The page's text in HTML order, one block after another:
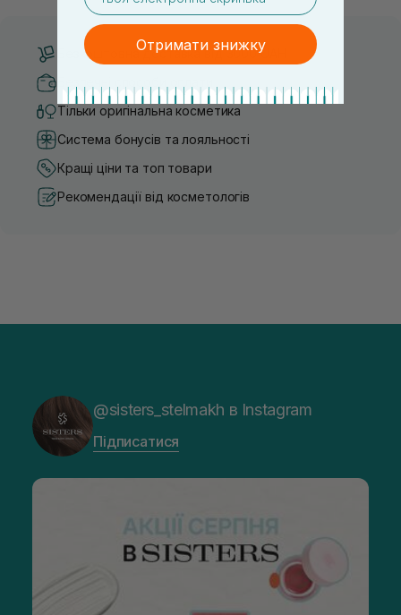
Безкоштовна доставка від 3000 UAH
Тільки оригінальна косметика
Система бонусів та лояльності
Кращі ціни та топ товари
Рекомендації від косметологів
@sisters_stelmakh в Instagram
Підписатися
Отримати знижку